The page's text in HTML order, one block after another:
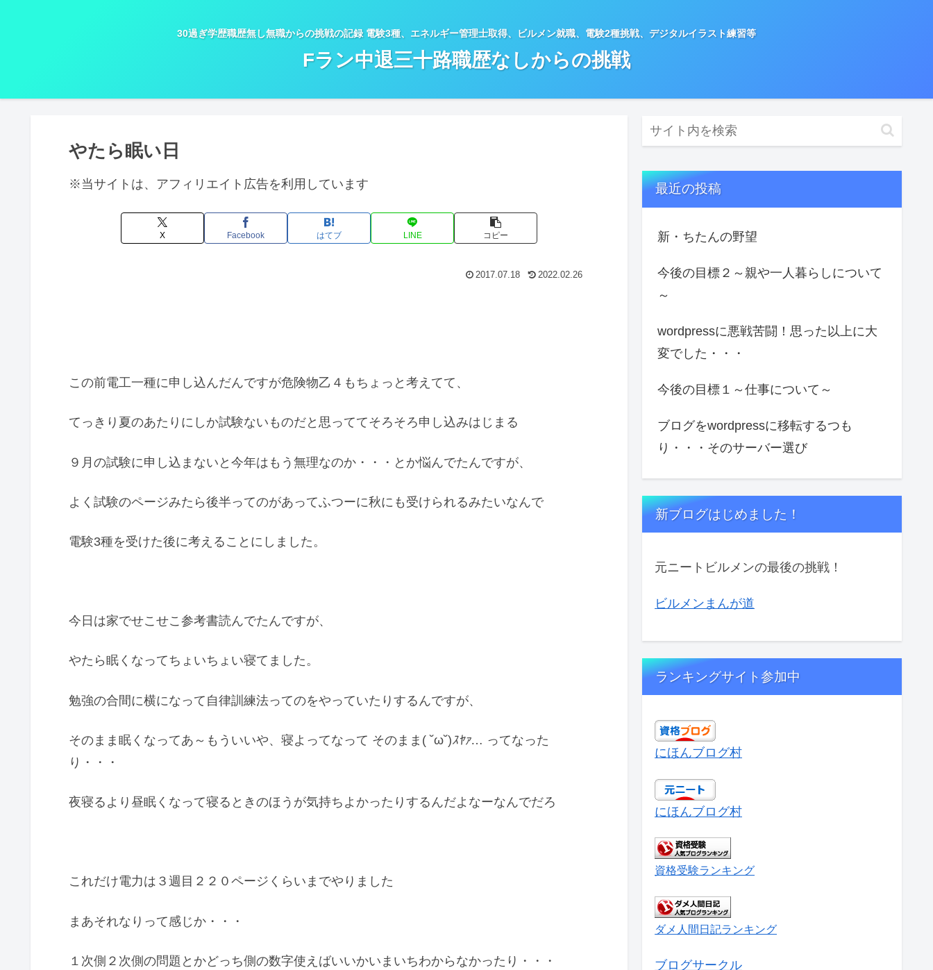
30過ぎ学歴職歴無し無職からの挑戦の記録 電験3種、エネルギー管理士取得、ビルメン就職、電験2種挑戦、デジタルイラスト練習等
Fラン中退三十路職歴なしからの挑戦
やたら眠い日
※当サイトは、アフィリエイト広告を利用しています
X Facebook はてブ LINE コピー
2017.07.18 2022.02.26
この前電工一種に申し込んだんですが危険物乙４もちょっと考えてて、
てっきり夏のあたりにしか試験ないものだと思っててそろそろ申し込みはじまる
９月の試験に申し込まないと今年はもう無理なのか・・・とか悩んでたんですが、
よく試験のページみたら後半ってのがあってふつーに秋にも受けられるみたいなんで
電験3種を受けた後に考えることにしました。
今日は家でせこせこ参考書読んでたんですが、
やたら眠くなってちょいちょい寝てました。
勉強の合間に横になって自律訓練法ってのをやっていたりするんですが、
そのまま眠くなってあ～もういいや、寝よってなって そのまま( ˘ω˘)ｽﾔｧ… ってなった
り・・・
夜寝るより昼眠くなって寝るときのほうが気持ちよかったりするんだよなーなんでだろ
これだけ電力は３週目２２０ページくらいまでやりました
まあそれなりって感じか・・・
１次側２次側の問題とかどっち側の数字使えばいいかいまいちわからなかったり・・・
最近の投稿
新・ちたんの野望
今後の目標２～親や一人暮らしについて
～
wordpressに悪戦苦闘！思った以上に大
変でした・・・
今後の目標１～仕事について～
ブログをwordpressに移転するつも
り・・・そのサーバー選び
新ブログはじめました！
元ニートビルメンの最後の挑戦！
ビルメンまんが道
ランキングサイト参加中
にほんブログ村
にほんブログ村
資格受験ランキング
ダメ人間日記ランキング
ブログサークル